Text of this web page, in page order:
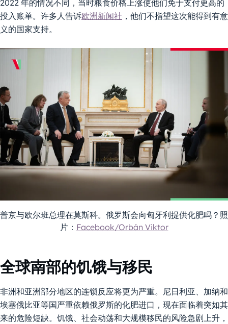
2022 年的情况不同，当时粮食价格上涨使他们免于支付更高的
投入账单。许多人告诉欧洲新闻社 ，他们不指望这次能得到有意
义的国家支持。
普京与欧尔班总理在莫斯科。俄罗斯会向匈牙利提供化肥吗？照
片： Facebook/Orbán Viktor
全球南部的饥饿与移民
非洲和亚洲部分地区的连锁反应将更为严重。尼日利亚、加纳和
埃塞俄比亚等国严重依赖俄罗斯的化肥进口，现在面临着突如其
来的危险短缺。饥饿、社会动荡和大规模移民的风险急剧上升，